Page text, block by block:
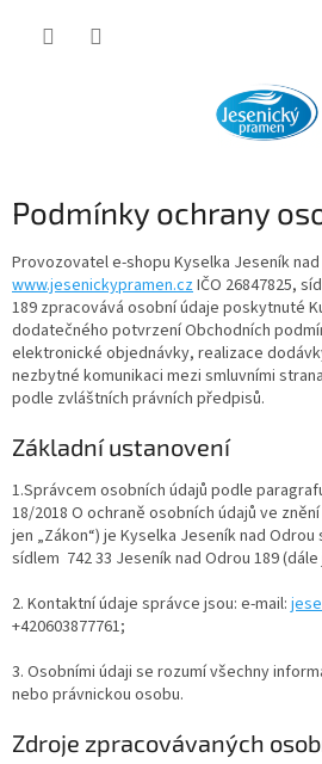
Podmínky ochrany
Provozovatel e-shopu Kyselka Jeseník
www.jesenickypramen.czIČO 26847825,
189 zpracovává osobní údaje poskytnuté
dodatečného potvrzení Obchodních
elektronické objednávky, realizace
nezbytné komunikaci mezi smluvními
podle zvláštních právních předpisů.
Základní ustanovení
1.Správcem osobních údajů podle
18/2018 O ochraně osobních údajů ve
jen „Zákon“) je Kyselka Jeseník nad Odrou
sídlem 742 33 Jeseník nad Odrou 189 (dále
2. Kontaktní údaje správce jsou: e-mail:
+420603877761;
3. Osobními údaji se rozumí všechny
nebo právnickou osobu.
Zdroje zpracovávaných